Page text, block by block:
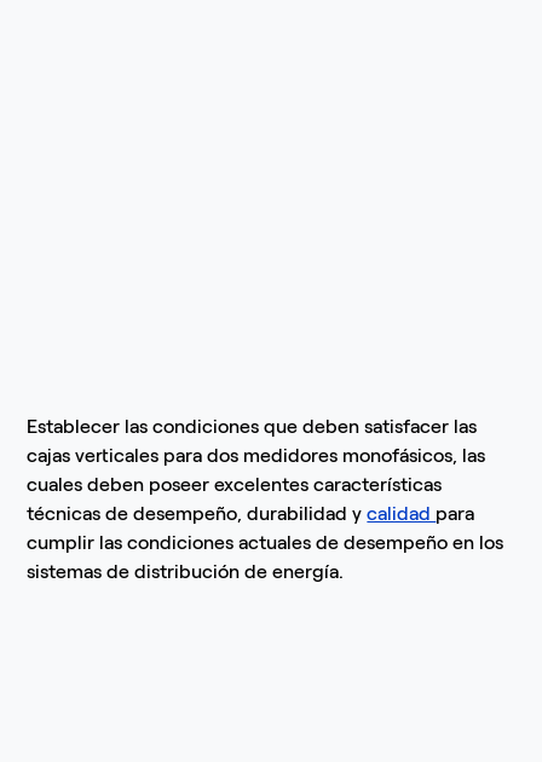
Establecer las condiciones que deben satisfacer las
cajas verticales para dos medidores monofásicos, las
cuales deben poseer excelentes características
técnicas de desempeño, durabilidad ycalidad para
cumplir las condiciones actuales de desempeño en los
sistemas de distribución de energía.